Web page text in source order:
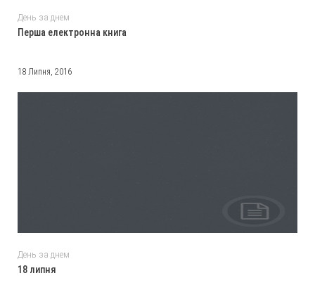
День за днем
Перша електронна книга
18 Липня, 2016
День за днем
18 липня